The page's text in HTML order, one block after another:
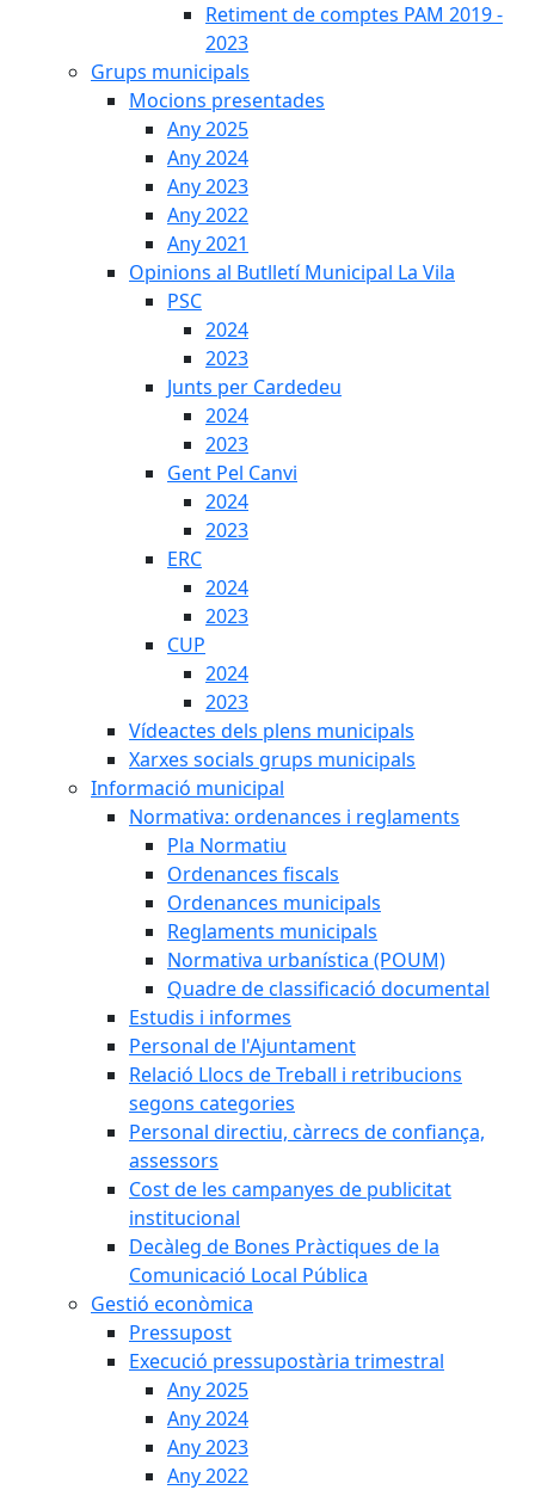
Retiment de comptes PAM 2019 -
2023
Grups municipals
Mocions presentades
Any 2025
Any 2024
Any 2023
Any 2022
Any 2021
Opinions al Butlletí Municipal La Vila
PSC
2024
2023
Junts per Cardedeu
2024
2023
Gent Pel Canvi
2024
2023
ERC
2024
2023
CUP
2024
2023
Vídeactes dels plens municipals
Xarxes socials grups municipals
Informació municipal
Normativa: ordenances i reglaments
Pla Normatiu
Ordenances fiscals
Ordenances municipals
Reglaments municipals
Normativa urbanística (POUM)
Quadre de classificació documental
Estudis i informes
Personal de l'Ajuntament
Relació Llocs de Treball i retribucions
segons categories
Personal directiu, càrrecs de confiança,
assessors
Cost de les campanyes de publicitat
institucional
Decàleg de Bones Pràctiques de la
Comunicació Local Pública
Gestió econòmica
Pressupost
Execució pressupostària trimestral
Any 2025
Any 2024
Any 2023
Any 2022